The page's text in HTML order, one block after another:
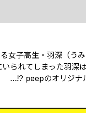
女子高生・羽深（う
られてしまった羽
peepのオリジナ